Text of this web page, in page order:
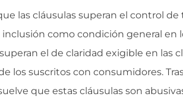
las cláusulas superan el control de
como condición general en
el de claridad exigible en las
los suscritos con consumidores.
que estas cláusulas son